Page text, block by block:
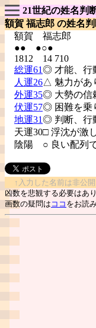
21世紀の姓名判
額賀 福志郎 の姓名
額賀 福志郎
●● ●○●
1812 14 710
総運61◎ 才能、行
人運26△ 魅力があ
外運35◎ 大勢の信
伏運57◎ 困難を乗
地運31◎ 判断、行
天運30□ 浮沈が激
陰陽 ○ 良い配列
↑入力した名前は非公
凶数を悲観する必要はあ
画数の疑問は ココ をお読